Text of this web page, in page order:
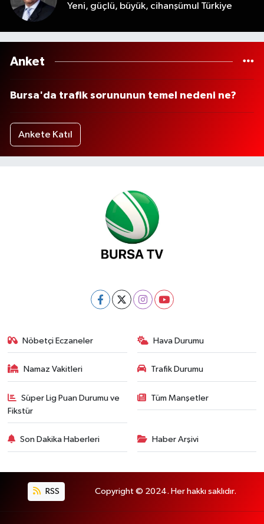
Yeni, güçlü, büyük, cihanşümul Türkiye
Anket
Bursa'da trafik sorununun temel nedeni ne?
Ankete Katıl
Nöbetçi Eczaneler Hava Durumu
Namaz Vakitleri Trafik Durumu
Süper Lig Puan Durumu ve
Fikstür
Tüm Manşetler
Son Dakika Haberleri Haber Arşivi
RSS Copyright © 2024. Her hakkı saklıdır.